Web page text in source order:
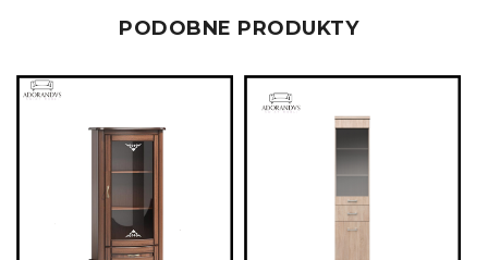
PODOBNE PRODUKTY